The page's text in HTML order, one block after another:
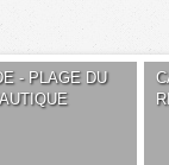
- PLAGE DU